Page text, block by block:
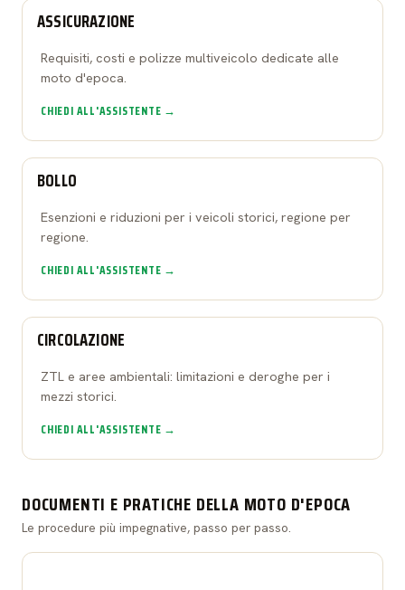
ASSICURAZIONE
Requisiti, costi e polizze multiveicolo dedicate alle
moto d'epoca.
CHIEDI ALL'ASSISTENTE →
BOLLO
Esenzioni e riduzioni per i veicoli storici, regione per
regione.
CHIEDI ALL'ASSISTENTE →
CIRCOLAZIONE
ZTL e aree ambientali: limitazioni e deroghe per i
mezzi storici.
CHIEDI ALL'ASSISTENTE →
DOCUMENTI E PRATICHE DELLA MOTO D'EPOCA
Le procedure più impegnative, passo per passo.